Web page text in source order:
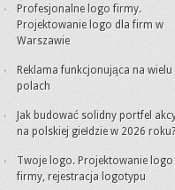
Profesjonalne logo firmy.
Projektowanie logo dla firm w
Warszawie
Reklama funkcjonująca na wielu
polach
Jak budować solidny portfel
na polskiej giełdzie w 2026 roku?
Twoje logo. Projektowanie logo
firmy, rejestracja logotypu